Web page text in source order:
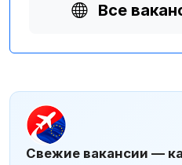
Все
Свежие вакансии —